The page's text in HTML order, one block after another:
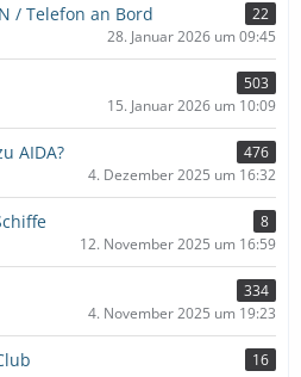
/ Telefon an Bord
22
28. Januar 2026 um 09:45
503
15. Januar 2026 um 10:09
AIDA?
476
4. Dezember 2025 um 16:32
8
12. November 2025 um 16:59
334
4. November 2025 um 19:23
16